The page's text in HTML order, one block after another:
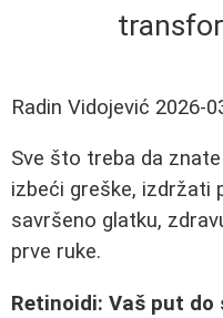
Radin Vidojević 2026-
Sve što treba da
izbeći greške, izdržati
savršeno glatku,
prve ruke.
Retinoidi: Vaš put do